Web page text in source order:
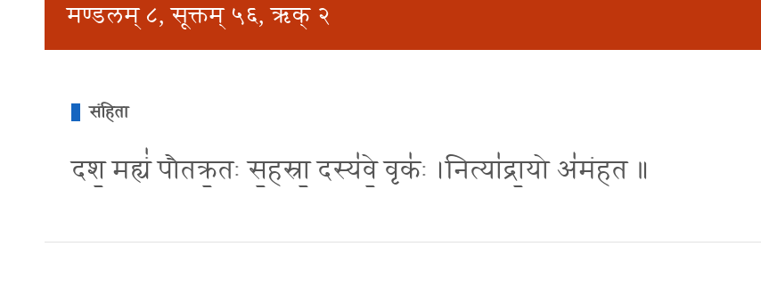
मण्डलम् ८, सूक्तम् ५६, ऋक् २
संहिता
दश॒ मह्यं॑ पौतक्र॒तः स॒हस्रा॒ दस्य॑वे॒ वृकः॑ ।नित्या॑द्रा॒यो अ॑मंहत ॥